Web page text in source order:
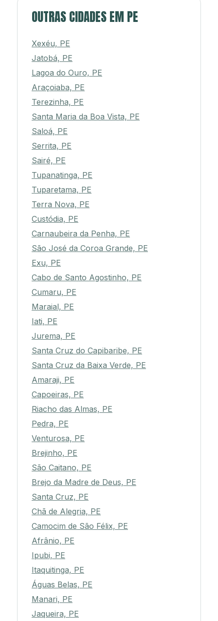
OUTRAS CIDADES EM PE
Xexéu, PE
Jatobá, PE
Lagoa do Ouro, PE
Araçoiaba, PE
Terezinha, PE
Santa Maria da Boa Vista, PE
Saloá, PE
Serrita, PE
Sairé, PE
Tupanatinga, PE
Tuparetama, PE
Terra Nova, PE
Custódia, PE
Carnaubeira da Penha, PE
São José da Coroa Grande, PE
Exu, PE
Cabo de Santo Agostinho, PE
Cumaru, PE
Maraial, PE
Iati, PE
Jurema, PE
Santa Cruz do Capibaribe, PE
Santa Cruz da Baixa Verde, PE
Amaraji, PE
Capoeiras, PE
Riacho das Almas, PE
Pedra, PE
Venturosa, PE
Brejinho, PE
São Caitano, PE
Brejo da Madre de Deus, PE
Santa Cruz, PE
Chã de Alegria, PE
Camocim de São Félix, PE
Afrânio, PE
Ipubi, PE
Itaquitinga, PE
Águas Belas, PE
Manari, PE
Jaqueira, PE